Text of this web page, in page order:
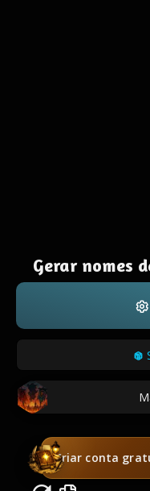
Gerar nomes
Criar conta